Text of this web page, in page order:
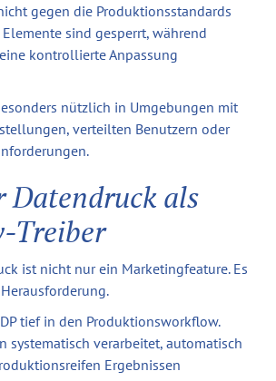
gegen die Produktionsstandards
sind gesperrt, während
kontrollierte Anpassung
nützlich in Umgebungen mit
verteilten Benutzern oder
Datendruck als
Treiber
ist nicht nur ein Marketingfeature. Es
tief in den Produktionsworkflow.
systematisch verarbeitet, automatisch
Ergebnissen